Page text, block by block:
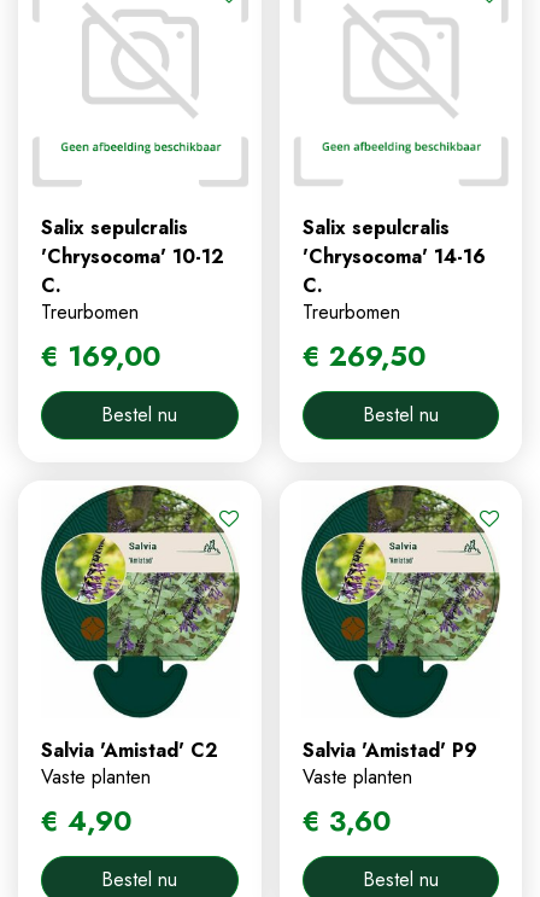
Salix sepulcralis
'Chrysocoma' 10-12
C.
Treurbomen
€ 169,00
Bestel nu
Salix sepulcralis
'Chrysocoma' 14-16
C.
Treurbomen
€ 269,50
Bestel nu
Salvia 'Amistad' C2
Vaste planten
€ 4,90
Bestel nu
Salvia 'Amistad' P9
Vaste planten
€ 3,60
Bestel nu